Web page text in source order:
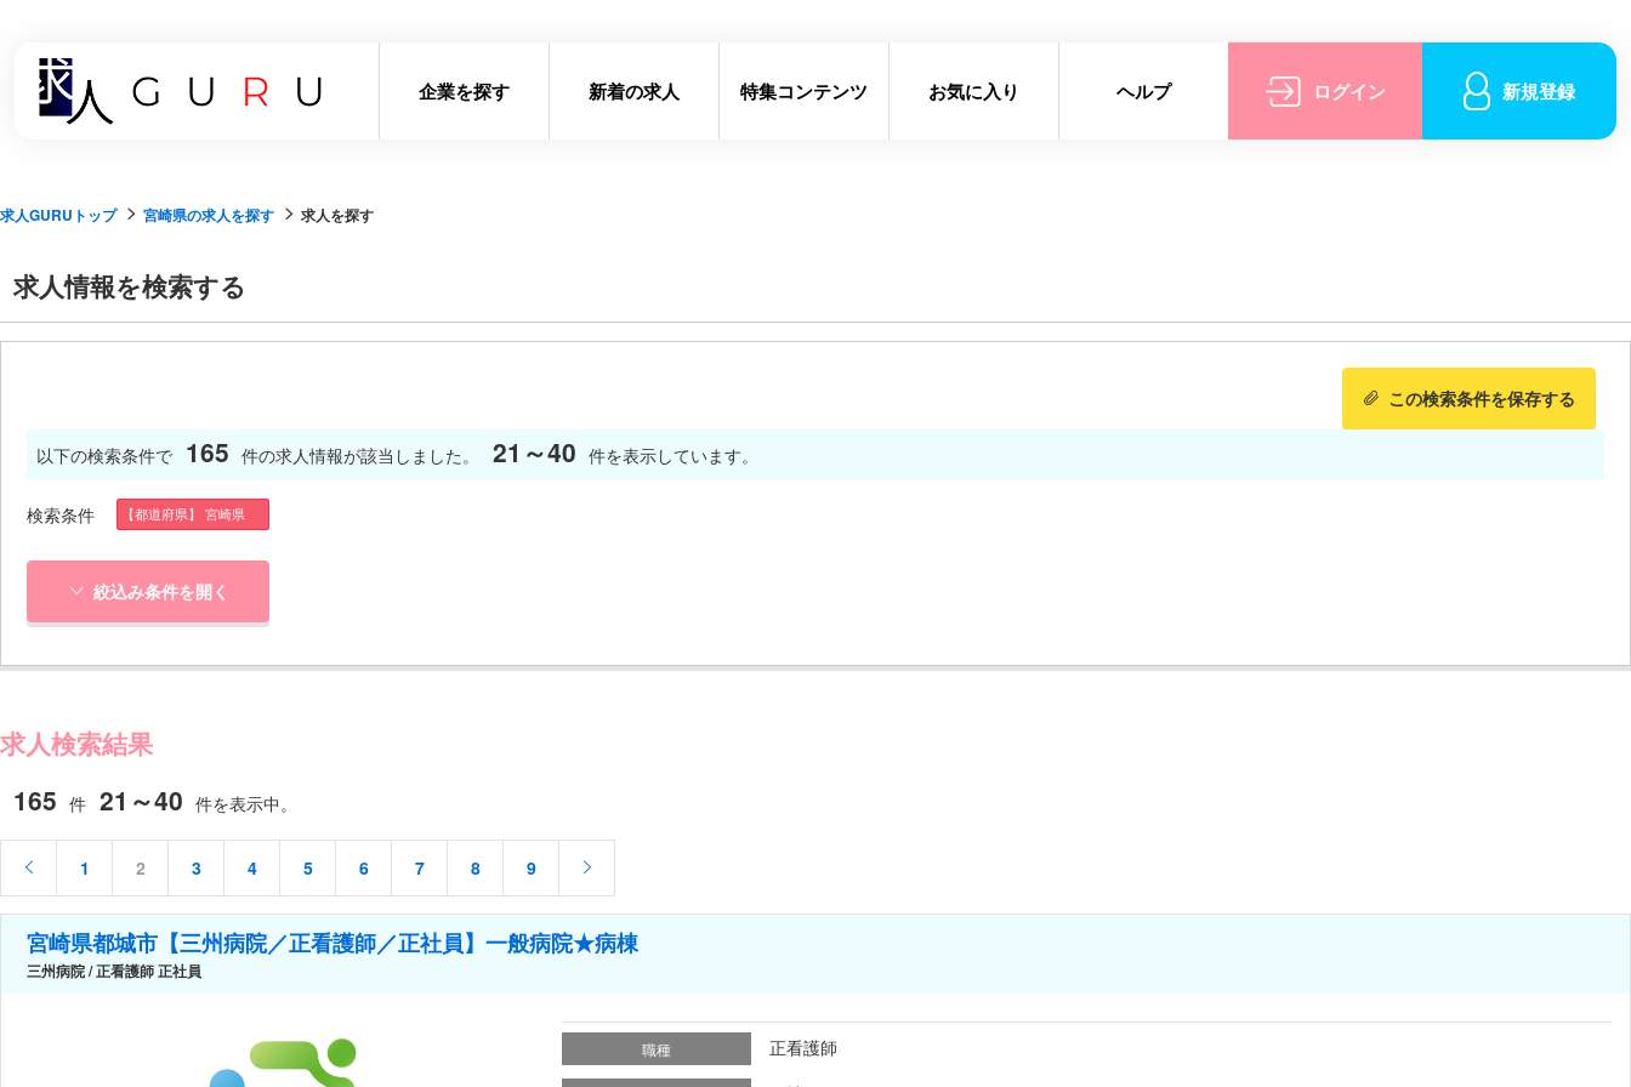
企業を探す 新着の求人 特集コンテンツ お気に入り ヘルプ ログイン 新規登録
求人GURUトップ 宮崎県の求人を探す 求人を探す
求人情報を検索する
この検索条件を保存する
以下の検索条件で 165 件の求人情報が該当しました。 21～40 件を表示しています。
検索条件 【都道府県】 宮崎県
絞込み条件を開く
求人検索結果
165 件 21～40 件を表示中。
1 2 3 4 5 6 7 8 9
宮崎県都城市【三州病院／正看護師／正社員】一般病院★病棟
三州病院 / 正看護師 正社員
職種 正看護師